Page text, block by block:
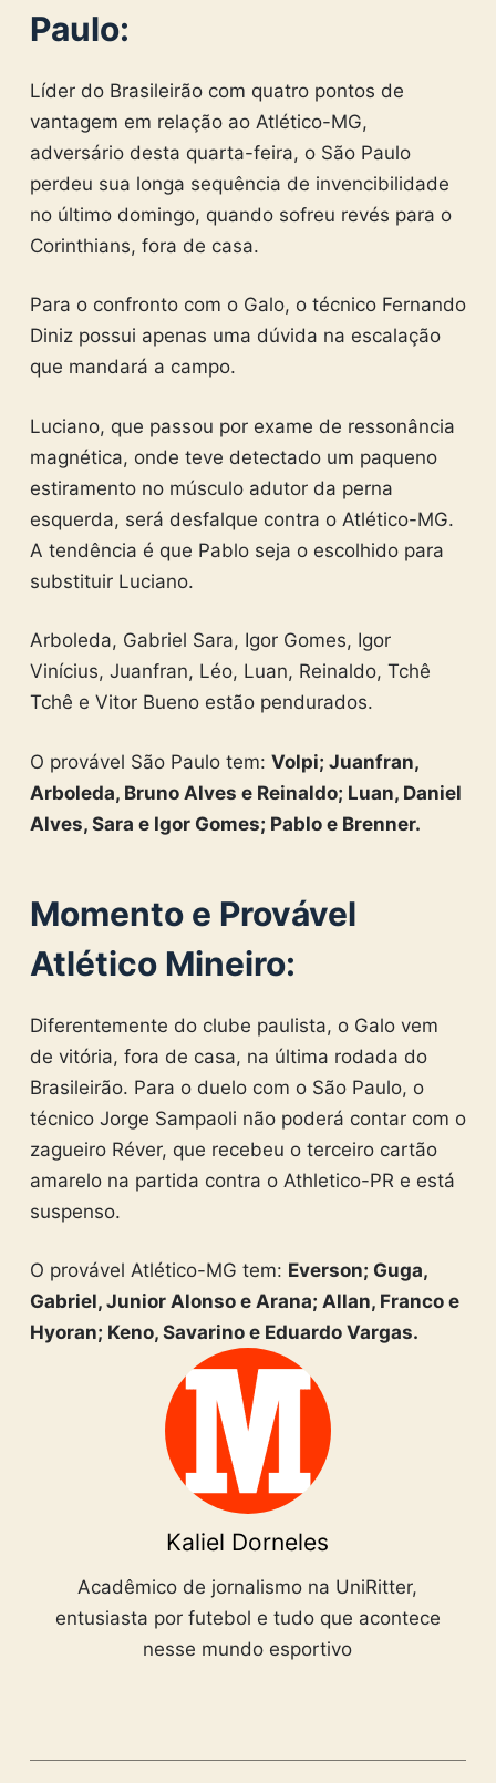
Paulo:
Líder do Brasileirão com quatro pontos de
vantagem em relação ao Atlético-MG,
adversário desta quarta-feira, o São Paulo
perdeu sua longa sequência de invencibilidade
no último domingo, quando sofreu revés para o
Corinthians, fora de casa.
Para o confronto com o Galo, o técnico Fernando
Diniz possui apenas uma dúvida na escalação
que mandará a campo.
Luciano, que passou por exame de ressonância
magnética, onde teve detectado um paqueno
estiramento no músculo adutor da perna
esquerda, será desfalque contra o Atlético-MG.
A tendência é que Pablo seja o escolhido para
substituir Luciano.
Arboleda, Gabriel Sara, Igor Gomes, Igor
Vinícius, Juanfran, Léo, Luan, Reinaldo, Tchê
Tchê e Vitor Bueno estão pendurados.
O provável São Paulo tem: Volpi; Juanfran,
Arboleda, Bruno Alves e Reinaldo; Luan, Daniel
Alves, Sara e Igor Gomes; Pablo e Brenner.
Momento e Provável
Atlético Mineiro:
Diferentemente do clube paulista, o Galo vem
de vitória, fora de casa, na última rodada do
Brasileirão. Para o duelo com o São Paulo, o
técnico Jorge Sampaoli não poderá contar com o
zagueiro Réver, que recebeu o terceiro cartão
amarelo na partida contra o Athletico-PR e está
suspenso.
O provável Atlético-MG tem: Everson; Guga,
Gabriel, Junior Alonso e Arana; Allan, Franco e
Hyoran; Keno, Savarino e Eduardo Vargas.
Kaliel Dorneles
Acadêmico de jornalismo na UniRitter,
entusiasta por futebol e tudo que acontece
nesse mundo esportivo